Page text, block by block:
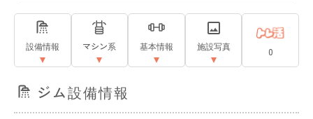
設備情報 マシン系 基本情報 施設写真 0
ジム設備情報